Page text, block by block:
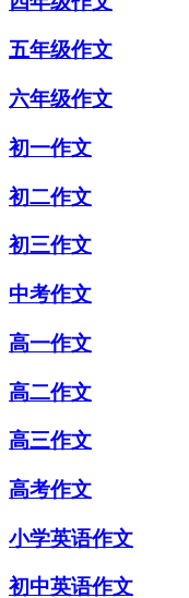
五年级作文
六年级作文
初一作文
初二作文
初三作文
中考作文
高一作文
高二作文
高三作文
高考作文
小学英语作文
初中英语作文